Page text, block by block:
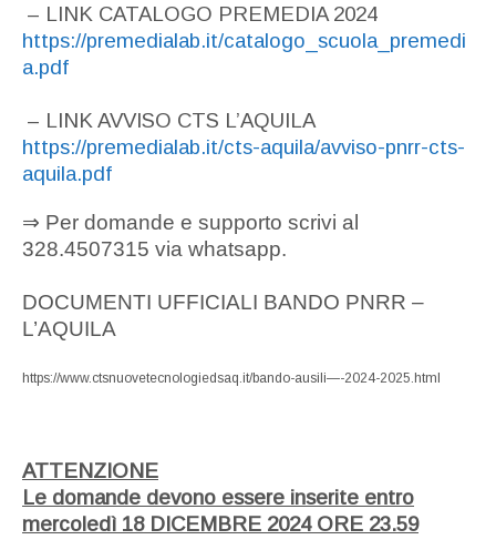
– LINK CATALOGO PREMEDIA 2024
https://premedialab.it/catalogo_scuola_premedi
a.pdf
– LINK AVVISO CTS L’AQUILA
https://premedialab.it/cts-aquila/avviso-pnrr-cts-
aquila.pdf
⇒ Per domande e supporto scrivi al
328.4507315 via whatsapp.
DOCUMENTI UFFICIALI BANDO PNRR –
L’AQUILA
https://www.ctsnuovetecnologiedsaq.it/bando-ausili—-2024-2025.html
ATTENZIONE
Le domande devono essere inserite entro
mercoledì 18 DICEMBRE 2024 ORE 23.59